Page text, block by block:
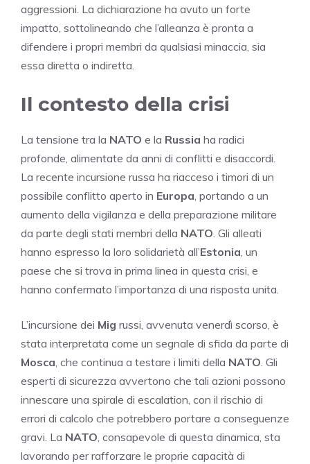
aggressioni. La dichiarazione ha avuto un forte
impatto, sottolineando che l’alleanza è pronta a
difendere i propri membri da qualsiasi minaccia, sia
essa diretta o indiretta.
Il contesto della crisi
La tensione tra la NATO e la Russia ha radici
profonde, alimentate da anni di conflitti e disaccordi.
La recente incursione russa ha riacceso i timori di un
possibile conflitto aperto in Europa, portando a un
aumento della vigilanza e della preparazione militare
da parte degli stati membri della NATO. Gli alleati
hanno espresso la loro solidarietà all’Estonia, un
paese che si trova in prima linea in questa crisi, e
hanno confermato l’importanza di una risposta unita.
L’incursione dei Mig russi, avvenuta venerdì scorso, è
stata interpretata come un segnale di sfida da parte di
Mosca, che continua a testare i limiti della NATO. Gli
esperti di sicurezza avvertono che tali azioni possono
innescare una spirale di escalation, con il rischio di
errori di calcolo che potrebbero portare a conseguenze
gravi. La NATO, consapevole di questa dinamica, sta
lavorando per rafforzare le proprie capacità di